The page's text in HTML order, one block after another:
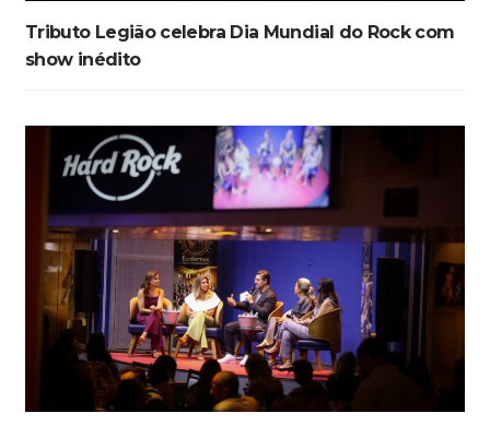
Tributo Legião celebra Dia Mundial do Rock com
show inédito